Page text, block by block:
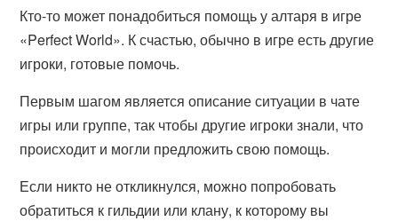
Кто-то может понадобиться помощь у алтаря в игре
«Perfect World». К счастью, обычно в игре есть другие
игроки, готовые помочь.
Первым шагом является описание ситуации в чате
игры или группе, так чтобы другие игроки знали, что
происходит и могли предложить свою помощь.
Если никто не откликнулся, можно попробовать
обратиться к гильдии или клану, к которому вы